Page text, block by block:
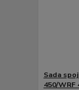
Sada
450/WRF